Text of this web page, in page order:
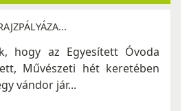
hogy az Egyesített Óvoda
Művészeti hét keretében
vándor jár...